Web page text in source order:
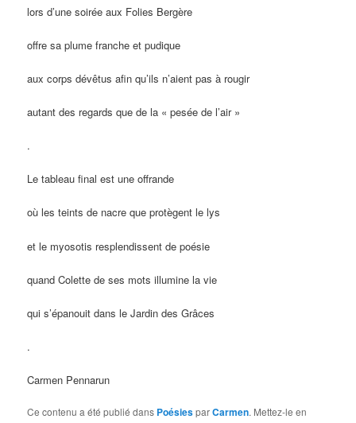
lors d’une soirée aux Folies Bergère
offre sa plume franche et pudique
aux corps dévêtus afin qu’ils n’aient pas à rougir
autant des regards que de la « pesée de l’air »
.
Le tableau final est une offrande
où les teints de nacre que protègent le lys
et le myosotis resplendissent de poésie
quand Colette de ses mots illumine la vie
qui s’épanouit dans le Jardin des Grâces
.
Carmen Pennarun
Ce contenu a été publié dans PoésiesparCarmen. Mettez-le en